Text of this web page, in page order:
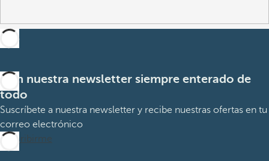
Con nuestra newsletter siempre enterado de
todo
Suscríbete a nuestra newsletter y recibe nuestras ofertas en tu
correo electrónico
Suscribirme